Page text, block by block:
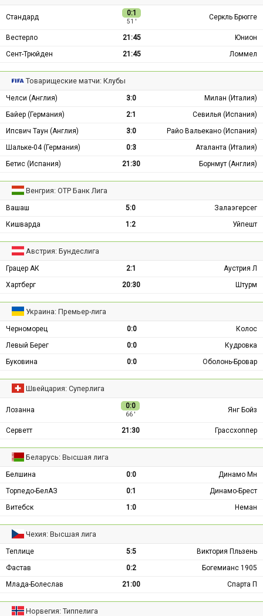
Стандард 0:1
51 ′
Серкль Брюгге
Вестерло 21:45
Юнион
Сент-Трюйден
21:45 Ломмел
Товарищеские матчи: Клубы
Челси (Англия) 3:0
Милан (Италия)
Байер (Германия)
2:1
Севилья (Испания)
Ипсвич Таун (Англия)
3:0
Райо Вальекано (Испания)
Шальке-04 (Германия)
0:3
Аталанта (Италия)
Бетис (Испания)
21:30 Борнмут (Англия)
Венгрия: ОТР Банк Лига
Вашаш 5:0
Залаэгерсег
Кишварда
1:2 Уйпешт
Австрия: Бундеслига
Грацер АК 2:1
Аустрия Л
Хартберг
20:30 Штурм
Украина: Премьер-лига
Черноморец 0:0
Колос
Левый Берег
0:0
Кудровка
Буковина
0:0 Оболонь-Бровар
Швейцария: Суперлига
Лозанна 0:0
66 ′
Янг Бойз
Серветт 21:30 Грассхоппер
Беларусь: Высшая лига
Белшина 0:0
Динамо Мн
Торпедо-БелАЗ
0:1
Динамо-Брест
Витебск
1:0 Неман
Чехия: Высшая лига
Теплице 5:5
Виктория Пльзень
Фастав
0:2
Богемианс 1905
Млада-Болеслав
21:00 Спарта П
Норвегия: Типпелига